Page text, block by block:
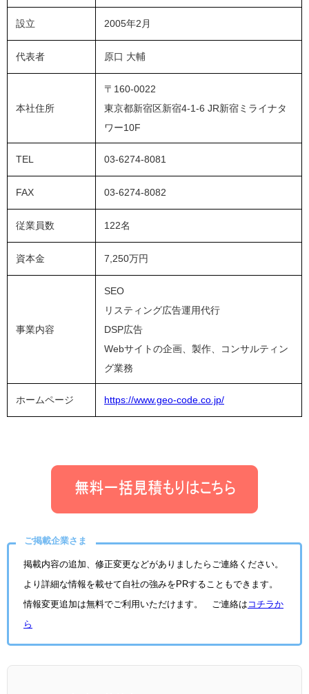
設立 2005年2月
代表者 原口 大輔
本社住所
〒160-0022
東京都新宿区新宿4-1-6 JR新宿ミライナタ
ワー10F
TEL 03-6274-8081
FAX 03-6274-8082
従業員数 122名
資本金 7,250万円
事業内容
SEO
リスティング広告運用代行
DSP広告
Webサイトの企画、製作、コンサルティン
グ業務
ホームページ https://www.geo-code.co.jp/
ご掲載企業さま
掲載内容の追加、修正変更などがありましたらご連絡ください。
より詳細な情報を載せて自社の強みをPRすることもできます。
情報変更追加は無料でご利用いただけます。 ご連絡は コチラか
ら